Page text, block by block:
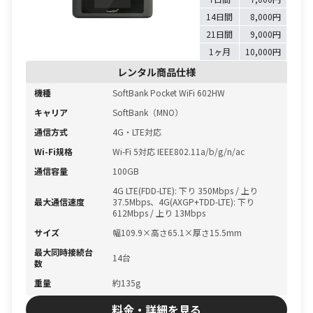
14日間
8,000円
21日間
9,000円
1ヶ月
10,000円
レンタル商品仕様
機種
SoftBank Pocket WiFi 602HW
キャリア
SoftBank（MNO）
通信方式
4G・LTE対応
Wi-Fi規格
Wi-Fi 5対応 IEEE802.11a/b/g/n/ac
通信容量
100GB
最大通信速度
4G LTE(FDD-LTE): 下り 350Mbps / 上り
37.5Mbps、4G(AXGP+TDD-LTE): 下り
612Mbps / 上り 13Mbps
サイズ
幅109.9×高さ65.1×厚さ15.5mm
最大同時接続台
数
14台
重量 約135g
料金・詳細を見る